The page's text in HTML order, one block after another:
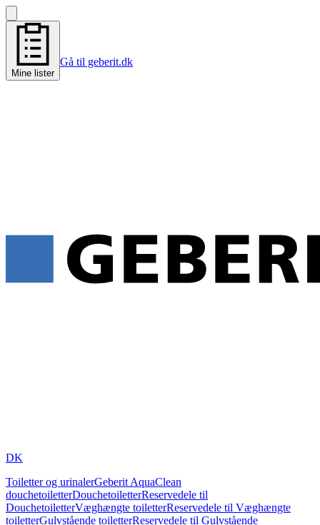
Mine lister
Gå til geberit.dk
DK
Toiletter og urinalerGeberit AquaClean
douchetoiletterDouchetoiletterReservedele til
DouchetoiletterVæghængte toiletterReservedele til Væghængte
toiletterGulvstående toiletterReservedele til Gulvstående